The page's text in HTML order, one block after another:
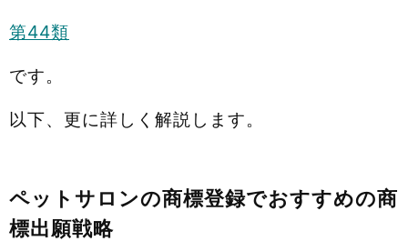
第44類
です。
以下、更に詳しく解説します。
ペットサロンの商標登録でおすすめの商
標出願戦略